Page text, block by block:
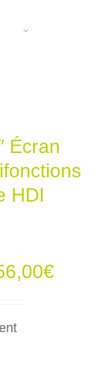
Écran
HDI
:
€Le